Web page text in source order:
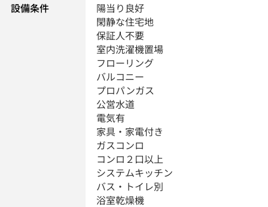
設備条件
陽当り良好
閑静な住宅地
保証人不要
室内洗濯機置場
フローリング
バルコニー
プロパンガス
公営水道
電気有
家具・家電付き
ガスコンロ
コンロ２口以上
システムキッチン
バス・トイレ別
浴室乾燥機